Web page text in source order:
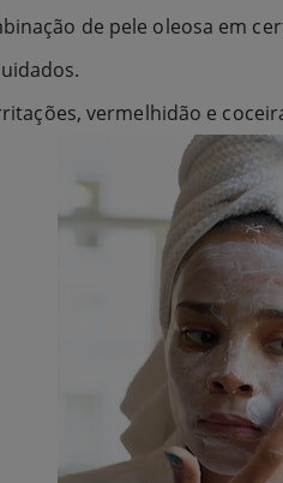
de pele oleosa em
vermelhidão e